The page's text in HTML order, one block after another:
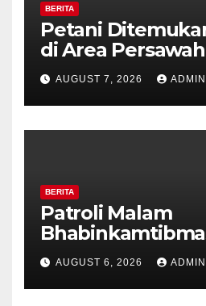
BERITA
Petani
di Area
Polisi Pastikan
Tanda Kekerasan
AUGUST 7, 2026 ADMIN
BERITA
Patroli Malam
Pilar Kelurahan
Perkuat
Diajak Aktifkan
AUGUST 6, 2026 ADMIN